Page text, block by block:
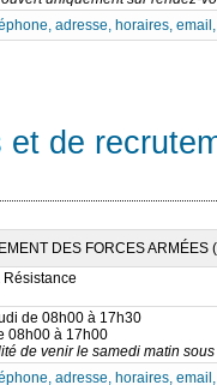
adresse, horaires,
de
DES FORCES ARMÉES
de 08h00 à 17h30
08h00 à 17h00
de venir le samedi matin
adresse, horaires,